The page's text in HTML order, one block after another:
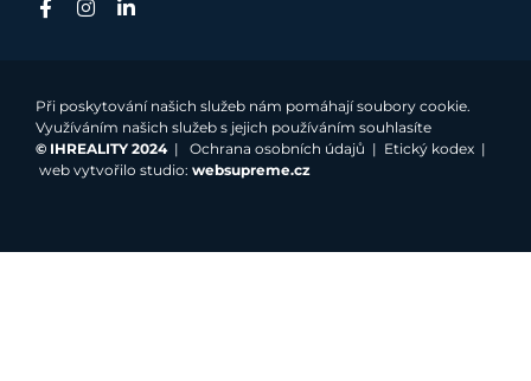
Při poskytování našich služeb nám pomáhají soubory cookie.
Využíváním našich služeb s jejich používáním souhlasíte
© IHREALITY 2024| Ochrana osobních údajů | Etický kodex |
web vytvořilo studio: websupreme.cz